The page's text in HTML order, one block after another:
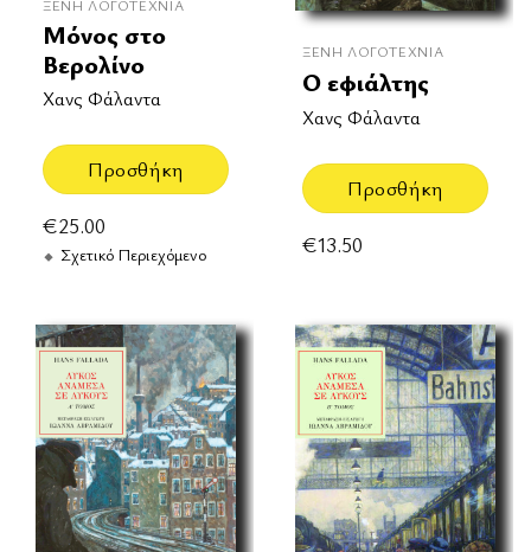
ΞΈΝΗ ΛΟΓΟΤΕΧΝΊΑ
Μόνος στο
Βερολίνο
Χανς Φάλαντα
Προσθήκη
€25.00
Σχετικό Περιεχόμενο
ΞΈΝΗ ΛΟΓΟΤΕΧΝΊΑ
Ο εφιάλτης
Χανς Φάλαντα
Προσθήκη
€13.50